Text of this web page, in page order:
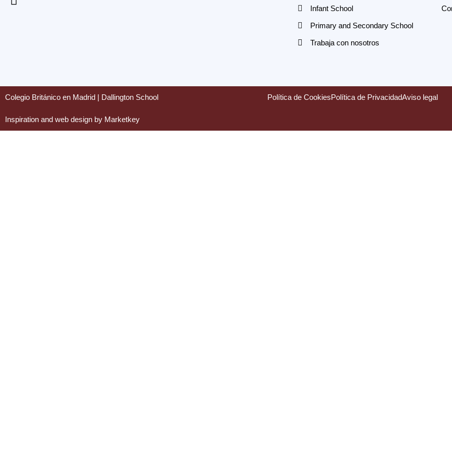
Infant School
Primary and Secondary School
Trabaja con nosotros
Colegio Británico en Madrid | Dallington School Política de CookiesPolítica de PrivacidadAviso legal
Inspiration and web design by Marketkey